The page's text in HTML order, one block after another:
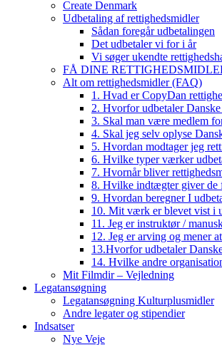
Create Denmark
Udbetaling af rettighedsmidler
Sådan foregår udbetalingen
Det udbetaler vi for i år
Vi søger ukendte
FÅ DINE
Alt om rettighedsmidler (FAQ)
1. Hvad er CopyDan
2. Hvorfor udbetaler
3. Skal man være medlem
4. Skal jeg selv oplyse
5. Hvordan modtager jeg
6. Hvilke typer værker
7. Hvornår bliver
8. Hvilke indtægter giver de
9. Hvordan beregner I
10. Mit værk er blevet vist i
11. Jeg er instruktør /
12. Jeg er arving og mener
13.Hvorfor udbetaler
14. Hvilke andre
Mit Filmdir – Vejledning
Legatansøgning
Legatansøgning Kulturplusmidler
Andre legater og stipendier
Indsatser
Nye Veje